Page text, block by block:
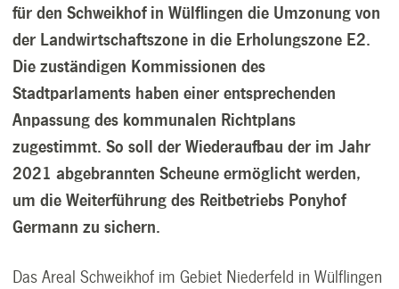
für den Schweikhof in Wülflingen die Umzonung von
der Landwirtschaftszone in die Erholungszone E2.
Die zuständigen Kommissionen des
Stadtparlaments haben einer entsprechenden
Anpassung des kommunalen Richtplans
zugestimmt. So soll der Wiederaufbau der im Jahr
2021 abgebrannten Scheune ermöglicht werden,
um die Weiterführung des Reitbetriebs Ponyhof
Germann zu sichern.
Das Areal Schweikhof im Gebiet Niederfeld in Wülflingen